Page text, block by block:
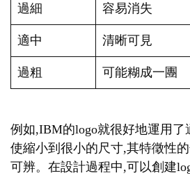
過細 容易消失
適中 清晰可見
過粗 可能糊成一團
例如,IBM的logo就很好地運用了
使縮小到很小的尺寸,其特徵性
可辨。在設計過程中,可以創建